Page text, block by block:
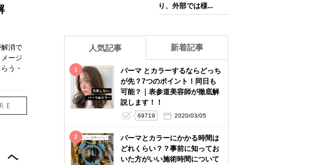
消で
ージ
う・
ヘ
り、外部では様...
人気記事 新着記事
1
パーマ とカラーするならどっち
が先？7つのポイント！同日も
可能？｜表参道美容師が徹底解
説します！！
69719 2020/03/05
2
パーマとカラーにかかる時間は
どれくらい？？事前に知ってお
いた方がいい施術時間について